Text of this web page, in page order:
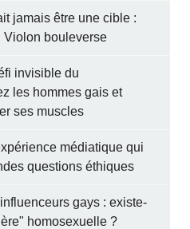
jamais être une cible :
Violon bouleverse
invisible du
les hommes gais et
ses muscles
médiatique qui
questions éthiques
gays : existe-
homosexuelle ?